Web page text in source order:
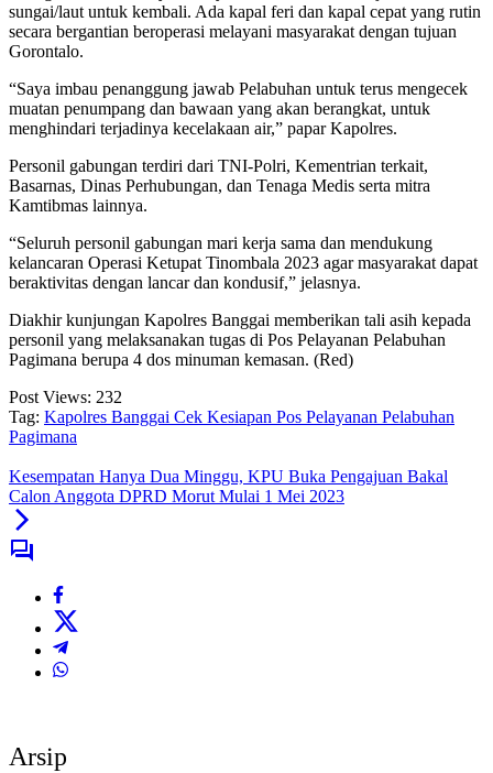
sungai/laut untuk kembali. Ada kapal feri dan kapal cepat yang rutin
secara bergantian beroperasi melayani masyarakat dengan tujuan
Gorontalo.
“Saya imbau penanggung jawab Pelabuhan untuk terus mengecek
muatan penumpang dan bawaan yang akan berangkat, untuk
menghindari terjadinya kecelakaan air,” papar Kapolres.
Personil gabungan terdiri dari TNI-Polri, Kementrian terkait,
Basarnas, Dinas Perhubungan, dan Tenaga Medis serta mitra
Kamtibmas lainnya.
“Seluruh personil gabungan mari kerja sama dan mendukung
kelancaran Operasi Ketupat Tinombala 2023 agar masyarakat dapat
beraktivitas dengan lancar dan kondusif,” jelasnya.
Diakhir kunjungan Kapolres Banggai memberikan tali asih kepada
personil yang melaksanakan tugas di Pos Pelayanan Pelabuhan
Pagimana berupa 4 dos minuman kemasan. (Red)
Post Views: 232
Tag: Kapolres Banggai Cek Kesiapan Pos Pelayanan Pelabuhan
Pagimana
Kesempatan Hanya Dua Minggu, KPU Buka Pengajuan Bakal
Calon Anggota DPRD Morut Mulai 1 Mei 2023
Arsip